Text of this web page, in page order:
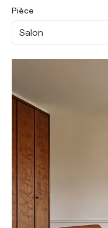
Pièce
Salon